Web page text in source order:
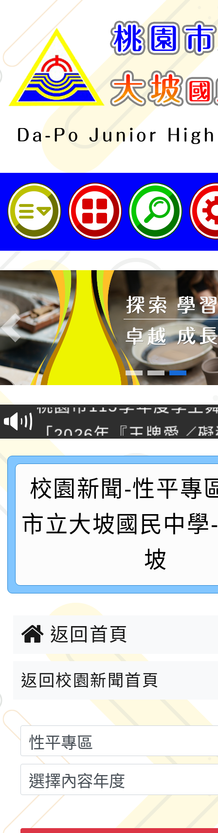
桃園市立大坡國民中學
Previous
轉知桃園市政府交通局
共運輸服務，鼓勵民眾
桃「我的減碳存摺2.0
案，詳如說明，請參閱
115年第二屆全國原住
2026年新北亞洲盃暨
「2026年『王牌愛／
運動系列徵選頒獎典禮
成果展」
2026城鎮韌性防空演習
桃園市大溪自造教育及
融平台-教案暨教學示
115學年度「學習扶助
計畫子計畫十一-2：國
小時認證研習計畫」
115年度「教育部表揚
義教育推展貢獻獎」實
轉知桃園市政府交通局
共運輸服務，鼓勵民眾
桃「我的減碳存摺2.0
案，詳如說明，請參閱
115年第二屆全國原住
2026年新北亞洲盃暨
鐵人三項錦標賽
桃園市115學年度學生
「2026年『王牌愛／
運動系列徵選頒獎典禮
成果展」
2026城鎮韌性防空演習
桃園市大溪自造教育及
年八月份教師研習
國立成功大學辦理「台
融平台-教案暨教學示
115學年度「學習扶助
校園新聞-性平專
市立大坡國民中學
坡
返回首頁
返回校園新聞首頁